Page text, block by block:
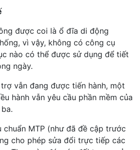
được coi là ổ đĩa di động
vì vậy, không có công cụ
nào có thể được sử dụng để tiết
ngày.
vẫn đang được tiến hành, một
hành vẫn yêu cầu phần mềm của
chuẩn MTP (như đã đề cập trước
cho phép sửa đổi trực tiếp các